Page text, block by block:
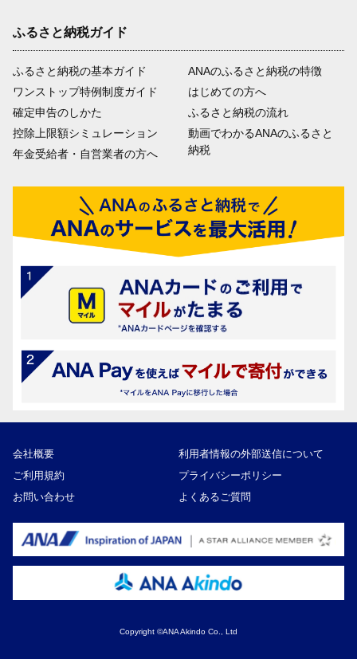
ふるさと納税ガイド
ふるさと納税の基本ガイド
ワンストップ特例制度ガイド
確定申告のしかた
控除上限額シミュレーション
年金受給者・自営業者の方へ
ANAのふるさと納税の特徴
はじめての方へ
ふるさと納税の流れ
動画でわかるANAのふるさと
納税
会社概要
利用者情報の外部送信について
ご利用規約
プライバシーポリシー
お問い合わせ
よくあるご質問
Copyright ©ANA Akindo Co., Ltd